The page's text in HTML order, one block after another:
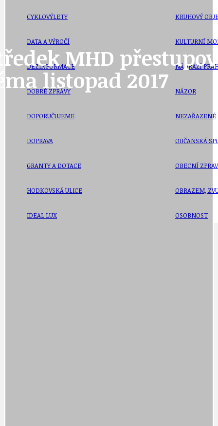
CYKLOVÝLETY
DATA A VÝROČÍ
DEZINFORMACE
DOBRÉ ZPRÁVY
DOPORUČUJEME
DOPRAVA
GRANTY A DOTACE
HODKOVSKÁ ULICE
IDEAL LUX
KRUHOVÝ
KULTURNÍ
NÁDRAŽÍ
NÁZOR
NEZAŘAZENÉ
OBČANSKÁ
OBECNÍ
OBRAZEM,
OSOBNOST
MHD
listopad 2017